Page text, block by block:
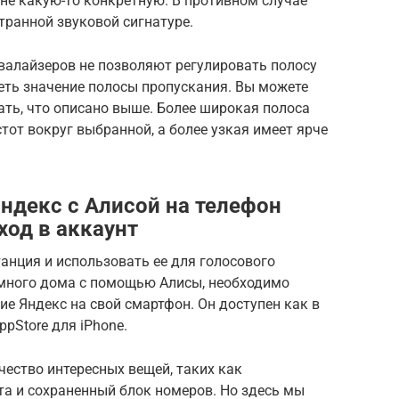
звуковой сигнатуре.
не позволяют регулировать полосу
значение полосы пропускания. Вы можете
что описано выше. Более широкая полоса
вокруг выбранной, а более узкая имеет ярче
с Алисой на телефон
в аккаунт
и использовать ее для голосового
дома с помощью Алисы, необходимо
Яндекс на свой смартфон. Он доступен как в
для iPhone.
интересных вещей, таких как
и сохраненный блок номеров. Но здесь мы